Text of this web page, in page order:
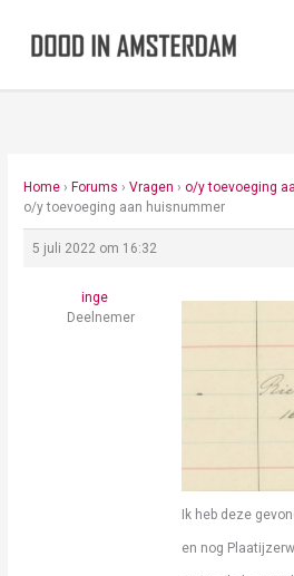
Home › Forums › Vragen › o/y toevoeging
o/y toevoeging aan huisnummer
5 juli 2022 om 16:32
inge
Deelnemer
Ik heb deze
en nog